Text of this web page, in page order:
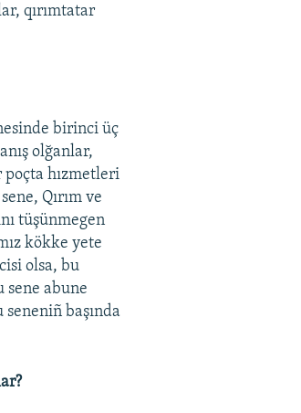
qırımtatar
birinci üç
olğanlar,
poçta hızmetleri
Qırım ve
tüşünmegen
kökke yete
olsa, bu
sene abune
başında